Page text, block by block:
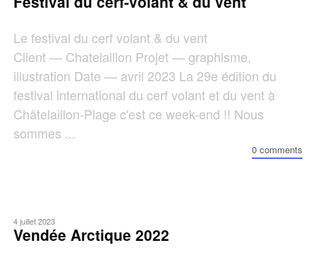
Le festival du cerf volant & du vent
Client — Chatelaillon Projet — graphisme,
illustration Date — avril 2023 La 29e édition du
festival international du cerf volant et du vent à
Châtelaillon-Plage c'est ce week-end !! Nous
sommes ...
0 comments
4 juillet 2023
Vendée Arctique 2022